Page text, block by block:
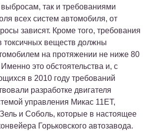
так и требованиями
всех систем автомобиля, от
зависят. Кроме того, требования
токсичных веществ должны
на протяжении не ниже 80
это обстоятельства и, с
в 2010 году требований
разработке двигателя
управления Микас 11ЕТ,
и Соболь, которые в настоящее
Горьковского автозавода.